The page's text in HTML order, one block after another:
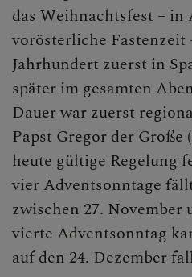
das Weihnachtsfest –
vorösterliche Fastenzeit
Jahrhundert zuerst in
später im gesamten
Dauer war zuerst
Papst Gregor der Große
heute gültige Regelung
vier Adventsonntage
zwischen 27. November
vierte Adventsonntag
auf den 24. Dezember